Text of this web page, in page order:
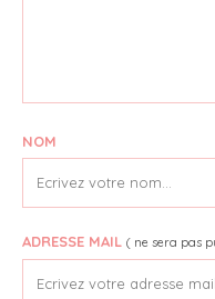
NOM
ADRESSE MAIL ( ne sera pas